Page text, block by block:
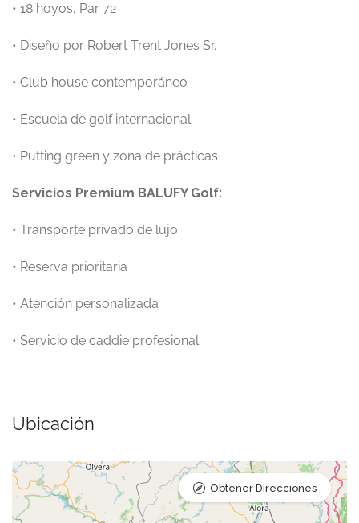
• 18 hoyos, Par 72
• Diseño por Robert Trent Jones Sr.
• Club house contemporáneo
• Escuela de golf internacional
• Putting green y zona de prácticas
Servicios Premium BALUFY Golf:
• Transporte privado de lujo
• Reserva prioritaria
• Atención personalizada
• Servicio de caddie profesional
Ubicación
Obtener Direcciones